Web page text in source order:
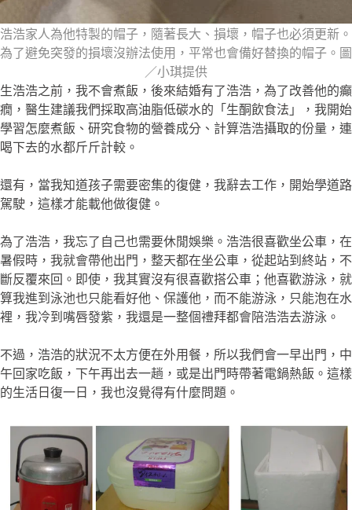
浩浩家人為他特製的帽子，隨著長大、損壞，帽子也必須更新。
為了避免突發的損壞沒辦法使用，平常也會備好替換的帽子。圖
／小琪提供
生浩浩之前，我不會煮飯，後來結婚有了浩浩，為了改善他的癲
癇，醫生建議我們採取高油脂低碳水的「生酮飲食法」，我開始
學習怎麼煮飯、研究食物的營養成分、計算浩浩攝取的份量，連
喝下去的水都斤斤計較。
還有，當我知道孩子需要密集的復健，我辭去工作，開始學道路
駕駛，這樣才能載他做復健。
為了浩浩，我忘了自己也需要休閒娛樂。浩浩很喜歡坐公車，在
暑假時，我就會帶他出門，整天都在坐公車，從起站到終站，不
斷反覆來回。即使，我其實沒有很喜歡搭公車；他喜歡游泳，就
算我進到泳池也只能看好他、保護他，而不能游泳，只能泡在水
裡，我冷到嘴唇發紫，我還是一整個禮拜都會陪浩浩去游泳。
不過，浩浩的狀況不太方便在外用餐，所以我們會一早出門，中
午回家吃飯，下午再出去一趟，或是出門時帶著電鍋熱飯。這樣
的生活日復一日，我也沒覺得有什麼問題。